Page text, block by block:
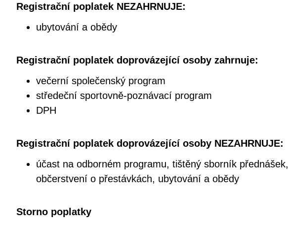
Registrační poplatek NEZAHRNUJE:
ubytování a obědy
Registrační poplatek doprovázející osoby zahrnuje:
večerní společenský program
středeční sportovně-poznávací program
DPH
Registrační poplatek doprovázející osoby NEZAHRNUJE:
účast na odborném programu, tištěný sborník přednášek,
občerstvení o přestávkách, ubytování a obědy
Storno poplatky